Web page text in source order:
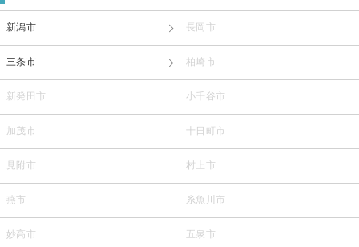
新潟市 長岡市
三条市 柏崎市
新発田市 小千谷市
加茂市 十日町市
見附市 村上市
燕市 糸魚川市
妙高市 五泉市